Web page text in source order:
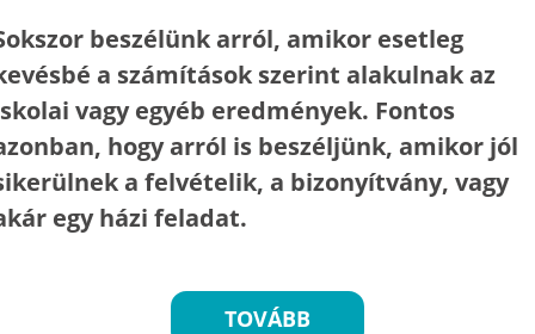
beszélünk arról, amikor esetleg
a számítások szerint alakulnak az
vagy egyéb eredmények. Fontos
hogy arról is beszéljünk, amikor jól
a felvételik, a bizonyítvány, vagy
egy házi feladat.
TOVÁBB